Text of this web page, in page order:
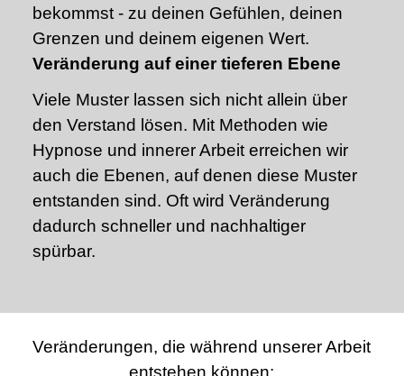
bekommst - zu deinen Gefühlen, deinen
Grenzen und deinem eigenen Wert.
Veränderung auf einer tieferen Ebene
Viele Muster lassen sich nicht allein über
den Verstand lösen. Mit Methoden wie
Hypnose und innerer Arbeit erreichen wir
auch die Ebenen, auf denen diese Muster
entstanden sind. Oft wird Veränderung
dadurch schneller und nachhaltiger
spürbar.
Veränderungen, die während unserer Arbeit
entstehen können: